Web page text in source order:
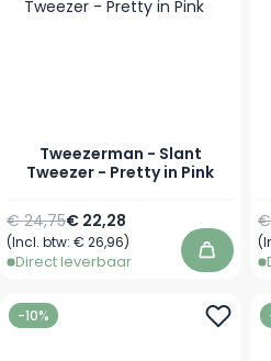
Tweezerman - Slant
Tweezer - Pretty in Pink
Speciale prijs
€ 22,28
Normale prijs
€ 24,75
(Incl. btw: € 26,96)
Direct leverbaar In
€
-10%